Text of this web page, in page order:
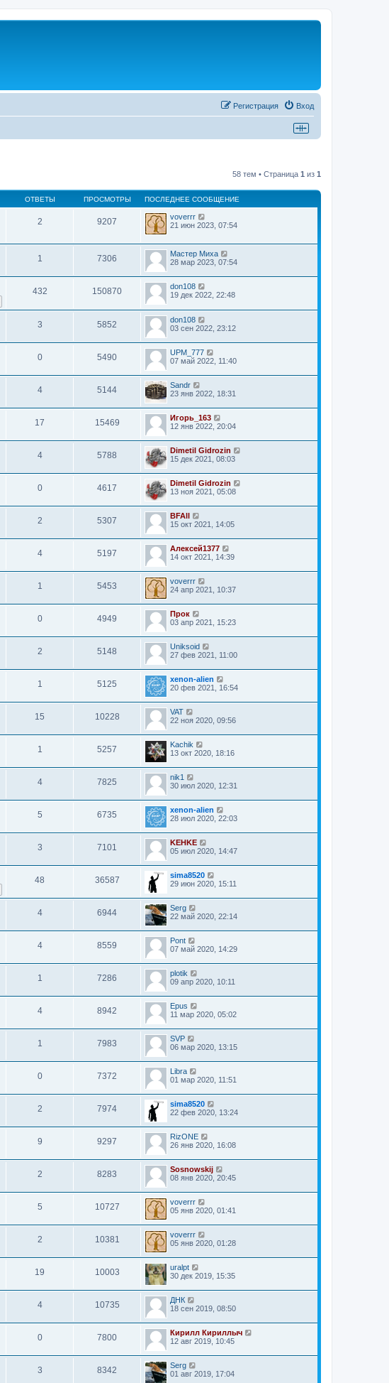
Вход
Регистрация
58 тем • Страница 1 из 1
ОТВЕТЫ ПРОСМОТРЫ ПОСЛЕДНЕЕ СООБЩЕНИЕ
2 9207
voverrr
21 июн 2023, 07:54
1 7306
Мастер Миха
28 мар 2023, 07:54
432 150870
don108
19 дек 2022, 22:48
3 5852
don108
03 сен 2022, 23:12
0 5490
UPM_777
07 май 2022, 11:40
4 5144
Sandr
23 янв 2022, 18:31
17 15469
Игорь_163
12 янв 2022, 20:04
4 5788
Dimetil Gidrozin
15 дек 2021, 08:03
0 4617
Dimetil Gidrozin
13 ноя 2021, 05:08
2 5307
BFAll
15 окт 2021, 14:05
4 5197
Алексей1377
14 окт 2021, 14:39
1 5453
voverrr
24 апр 2021, 10:37
0 4949
Прок
03 апр 2021, 15:23
2 5148
Uniksoid
27 фев 2021, 11:00
1 5125
xenon-alien
20 фев 2021, 16:54
15 10228
VAT
22 ноя 2020, 09:56
1 5257
Kachik
13 окт 2020, 18:16
4 7825
nik1
30 июл 2020, 12:31
5 6735
xenon-alien
28 июл 2020, 22:03
3 7101
KEHKE
05 июл 2020, 14:47
48 36587
sima8520
29 июн 2020, 15:11
4 6944
Serg
22 май 2020, 22:14
4 8559
Pont
07 май 2020, 14:29
1 7286
plotik
09 апр 2020, 10:11
4 8942
Epus
11 мар 2020, 05:02
1 7983
SVP
06 мар 2020, 13:15
0 7372
Libra
01 мар 2020, 11:51
2 7974
sima8520
22 фев 2020, 13:24
9 9297
RizONE
26 янв 2020, 16:08
2 8283
Sosnowskij
08 янв 2020, 20:45
5 10727
voverrr
05 янв 2020, 01:41
2 10381
voverrr
05 янв 2020, 01:28
19 10003
uralpt
30 дек 2019, 15:35
4 10735
ДНК
18 сен 2019, 08:50
0 7800
Кирилл Кириллыч
12 авг 2019, 10:45
3 8342
Serg
01 авг 2019, 17:04